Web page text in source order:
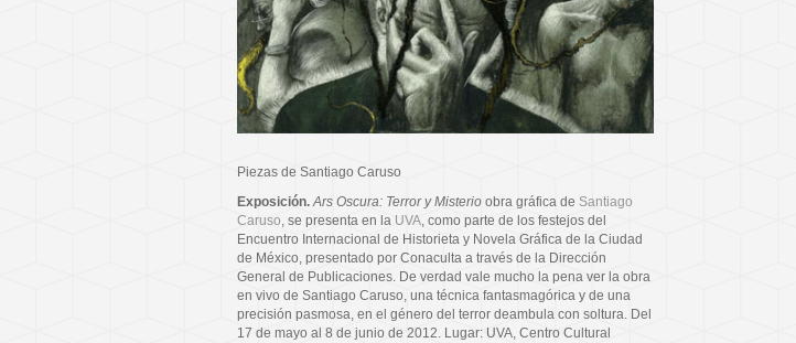
Piezas de Santiago Caruso
Exposición. Ars Oscura: Terror y Misterio obra gráfica de Santiago
Caruso , se presenta en la UVA , como parte de los festejos del
Encuentro Internacional de Historieta y Novela Gráfica de la Ciudad
de México, presentado por Conaculta a través de la Dirección
General de Publicaciones. De verdad vale mucho la pena ver la obra
en vivo de Santiago Caruso, una técnica fantasmagórica y de una
precisión pasmosa, en el género del terror deambula con soltura. Del
17 de mayo al 8 de junio de 2012. Lugar: UVA, Centro Cultural